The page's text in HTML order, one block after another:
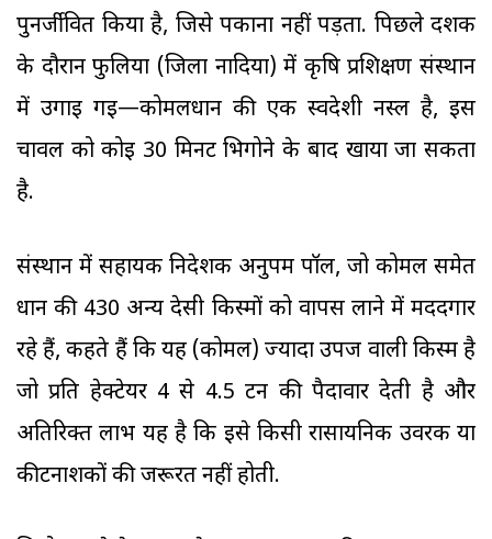
पुनर्जीवित किया है, जिसे पकाना नहीं पड़ता. पिछले दशक
के दौरान फुलिया (जिला नादिया) में कृषि प्रशिक्षण संस्थान
में उगाई गई—कोमलधान की एक स्वदेशी नस्ल है, इस
चावल को कोई 30 मिनट भिगोने के बाद खाया जा सकता
है.
संस्थान में सहायक निदेशक अनुपम पॉल, जो कोमल समेत
धान की 430 अन्य देसी किस्मों को वापस लाने में मददगार
रहे हैं, कहते हैं कि यह (कोमल) ज्यादा उपज वाली किस्म है
जो प्रति हेक्टेयर 4 से 4.5 टन की पैदावार देती है और
अतिरिक्त लाभ यह है कि इसे किसी रासायनिक उर्वरक या
कीटनाशकों की जरूरत नहीं होती.